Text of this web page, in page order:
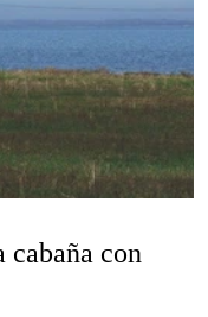
con